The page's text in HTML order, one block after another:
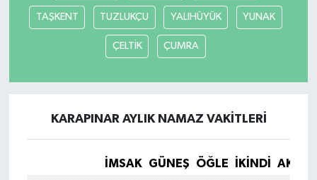
TAŞKENT TUZLUKÇU YALIHÜYÜK YUNAK
ÇELTİK ÇUMRA
KARAPINAR AYLIK NAMAZ VAKITLERI
İMSAK GÜNEŞ ÖĞLE İKINDI